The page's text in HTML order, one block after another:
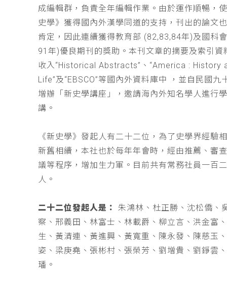
成編輯群，負責全年編輯作業。由於運作順暢，
史學》獲得國內外漢學同道的支持，刊出的論文
肯定，因此連續獲得教育部 (82,83,84年)及國科
91年)優良期刊的獎助。本刊文章的摘要及索引資
收入“Historical Abstracts”、“America : History
Life”及“EBSCO”等國內外資料庫中 ，並自民國九
增辦「新史學講座」，邀請海內外知名學人進行
講。
《新史學》發起人有二十二位，為了史學界經驗
新舊相續，本社也於每年年會時，經由推薦、審
議等程序，增加生力軍。目前共有常務社員一百
人。
二十二位發起人是：
朱鴻林、杜正勝、沈松僑、
察、邢義田、林富士、林載爵、柳立言、洪金富
生、黃清連、黃進興、黃寬重、陳永發、陳慈玉
姿、梁庚堯、張彬村、張榮芳、劉增貴、劉錚雲
璠。